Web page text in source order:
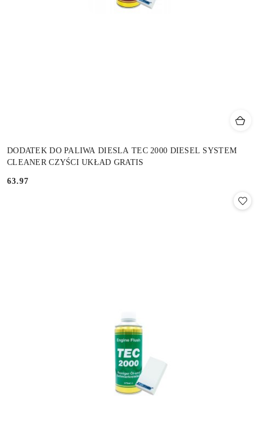
DODATEK DO PALIWA DIESLA TEC 2000 DIESEL SYSTEM
CLEANER CZYŚCI UKŁAD GRATIS
Cena:
63.97